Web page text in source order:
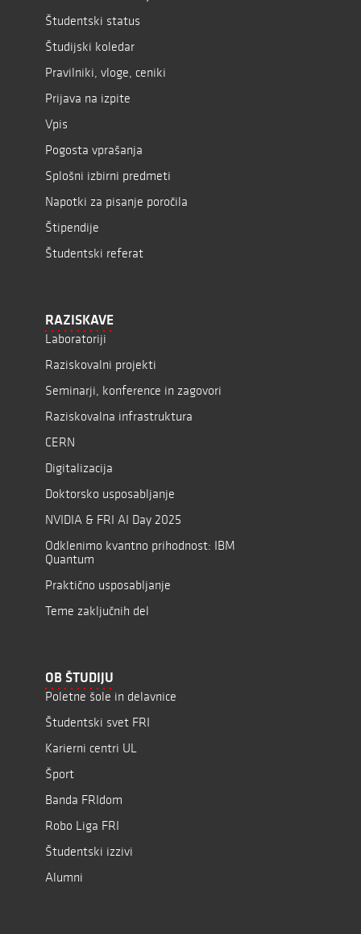
Študentski status
Študijski koledar
Pravilniki, vloge, ceniki
Prijava na izpite
Vpis
Pogosta vprašanja
Splošni izbirni predmeti
Napotki za pisanje poročila
Štipendije
Študentski referat
RAZISKAVE
Laboratoriji
Raziskovalni projekti
Seminarji, konference in zagovori
Raziskovalna infrastruktura
CERN
Digitalizacija
Doktorsko usposabljanje
NVIDIA & FRI AI Day 2025
Odklenimo kvantno prihodnost: IBM
Quantum
Praktično usposabljanje
Teme zaključnih del
OB ŠTUDIJU
Poletne šole in delavnice
Študentski svet FRI
Karierni centri UL
Šport
Banda FRIdom
Robo Liga FRI
Študentski izzivi
Alumni